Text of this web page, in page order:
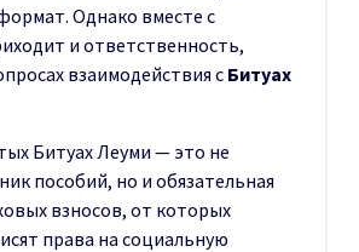
Однако вместе с
и ответственность,
взаимодействия с Битуах
Битуах Леуми — это не
пособий, но и обязательная
взносов, от которых
права на социальную